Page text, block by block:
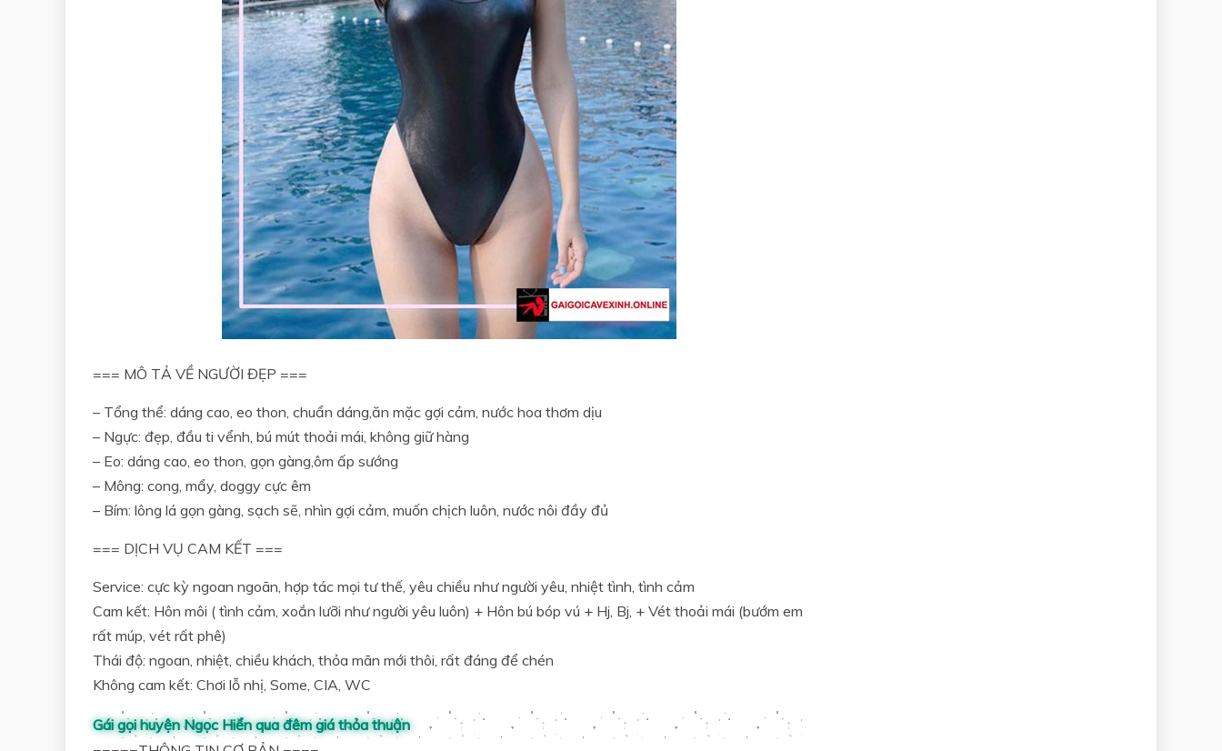
=== MÔ TẢ VỀ NGƯỜI ĐẸP ===
– Tổng thể: dáng cao, eo thon, chuẩn dáng,ăn mặc gợi cảm, nước hoa thơm dịu
– Ngực: đẹp, đầu ti vểnh, bú mút thoải mái, không giữ hàng
– Eo: dáng cao, eo thon, gọn gàng,ôm ấp sướng
– Mông: cong, mẩy, doggy cực êm
– Bím: lông lá gọn gàng, sạch sẽ, nhìn gợi cảm, muốn chịch luôn, nước nôi đầy đủ
=== DỊCH VỤ CAM KẾT ===
Service: cực kỳ ngoan ngoãn, hợp tác mọi tư thế, yêu chiều như người yêu, nhiệt tình, tình cảm
Cam kết: Hôn môi ( tình cảm, xoắn lưỡi như người yêu luôn) + Hôn bú bóp vú + Hj, Bj, + Vét thoải mái (bướm em
rất múp, vét rất phê)
Thái độ: ngoan, nhiệt, chiều khách, thỏa mãn mới thôi, rất đáng để chén
Không cam kết: Chơi lỗ nhị, Some, CIA, WC
Gái gọi huyện Ngọc Hiển qua đêm giá thỏa thuận